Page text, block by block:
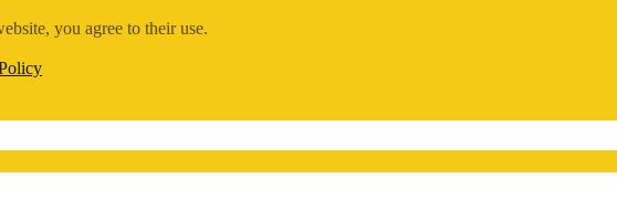
you agree to their use.